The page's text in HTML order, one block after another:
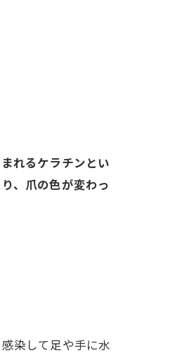
れるケラチンとい
、爪の色が変わっ
染して足や手に水